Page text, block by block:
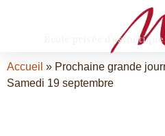
École privée
Accueil » Prochaine grande
Samedi 19 septembre